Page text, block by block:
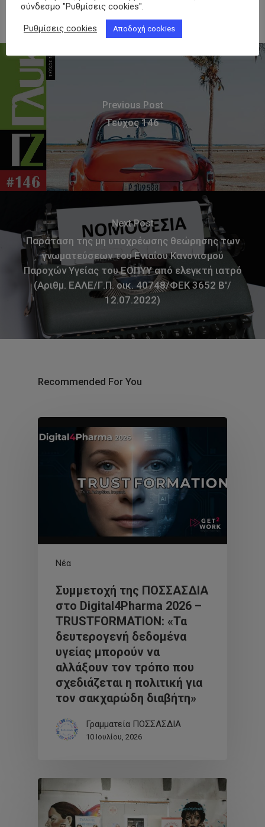
Previous Post
Τεύχος 146
Next Post
Παράταση της μη υποχρέωσης θεώρησης των
γνωματεύσεων του Ενιαίου Κανονισμού
Παροχών Υγείας του ΕΟΠΥΥ από ελεγκτή ιατρό
(Αριθμ. ΕΑΛΕ/Γ.Π. οικ. 40748/ΦΕΚ 3652 Β'/
12.07.2022)
Recommended For You
Νέα
Συμμετοχή της ΠΟΣΣΑΣΔΙΑ
στο Digital4Pharma 2026 –
TRUSTFORMATION: «Τα
δευτερογενή δεδομένα
υγείας μπορούν να
αλλάξουν τον τρόπο που
σχεδιάζεται η πολιτική για
τον σακχαρώδη διαβήτη»
Γραμματεία ΠΟΣΣΑΣΔΙΑ
10 Ιουλίου, 2026
σύνδεσμο "Ρυθμίσεις cookies".
Ρυθμίσεις cookies Αποδοχή cookies